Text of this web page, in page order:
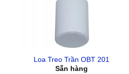
Loa Treo Trần OBT 201
Sẵn hàng